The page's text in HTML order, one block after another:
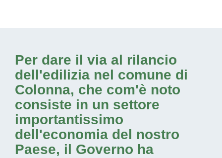
Per dare il via al rilancio
dell'edilizia nel comune di
Colonna, che com'è noto
consiste in un settore
importantissimo
dell'economia del nostro
Paese, il Governo ha